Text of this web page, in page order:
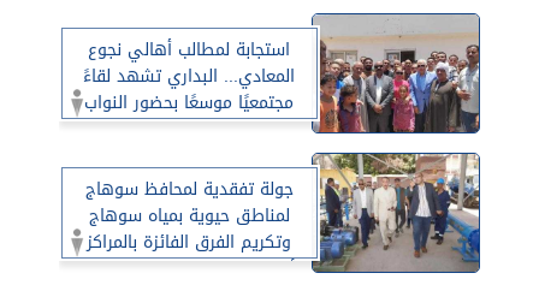
استجابة لمطالب أهالي نجوع
المعادي... البداري تشهد لقاءً
مجتمعيًا موسعًا بحضور النواب
وشركة مياه الشرب
جولة تفقدية لمحافظ سوهاج
لمناطق حيوية بمياه سوهاج
وتكريم الفرق الفائزة بالمراكز
الأولى بمسابقة السلامة والصحة